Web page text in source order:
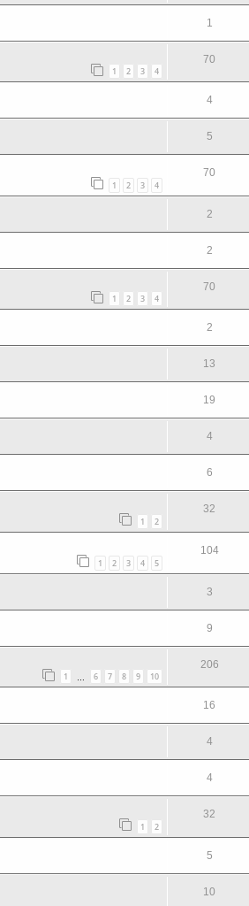
1
1 2 3 4
70
4
5
1 2 3 4
70
2
2
1 2 3 4
70
2
13
19
4
6
1 2
32
1 2 3 4 5
104
3
9
1 6 7 8 9 10
206
16
4
4
1 2
32
5
10